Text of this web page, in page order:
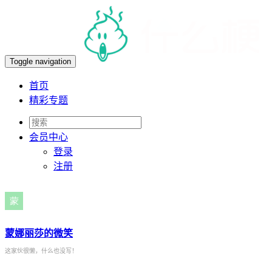
Toggle navigation
首页
精彩专题
会员中心
登录
注册
蒙娜丽莎的微笑
这家伙很懒，什么也没写！